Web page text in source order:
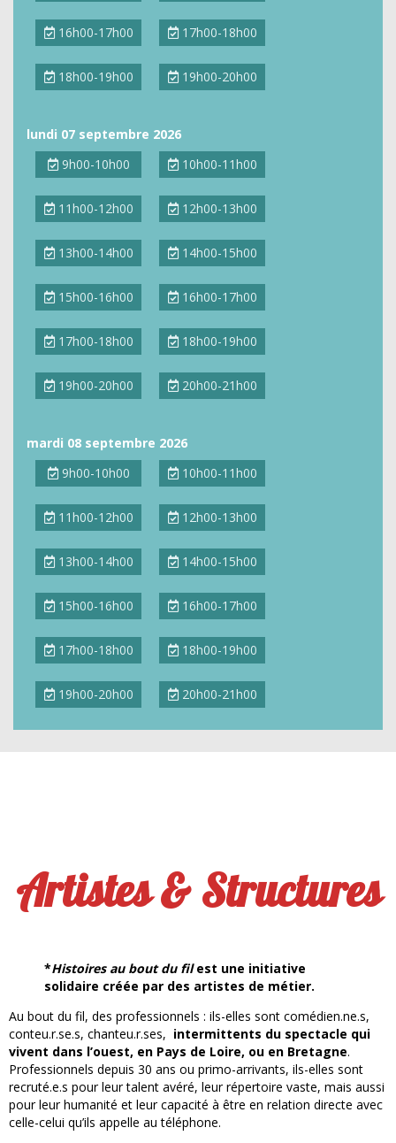
16h00-17h00 17h00-18h00
18h00-19h00 19h00-20h00
lundi 07 septembre 2026
9h00-10h00
10h00-11h00
11h00-12h00 12h00-13h00
13h00-14h00 14h00-15h00
15h00-16h00 16h00-17h00
17h00-18h00 18h00-19h00
19h00-20h00 20h00-21h00
mardi 08 septembre 2026
9h00-10h00
10h00-11h00
11h00-12h00 12h00-13h00
13h00-14h00 14h00-15h00
15h00-16h00 16h00-17h00
17h00-18h00 18h00-19h00
19h00-20h00 20h00-21h00
Artistes & Structures
*Histoires au bout du filest une initiative
solidaire créée par des artistes de métier.
Au bout du fil, des professionnels : ils-elles sont comédien.ne.s,
conteu.r.se.s, chanteu.r.ses, intermittents du spectacle qui
vivent dans l’ouest, en Pays de Loire, ou en Bretagne.
Professionnels depuis 30 ans ou primo-arrivants, ils-elles sont
recruté.e.s pour leur talent avéré, leur répertoire vaste, mais aussi
pour leur humanité et leur capacité à être en relation directe avec
celle-celui qu’ils appelle au téléphone.